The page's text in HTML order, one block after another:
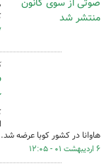
۷
هاوانا در کشور کوبا عرضه شد.
۶ اردیبهشت ۰۱ - ۱۲:۰۵